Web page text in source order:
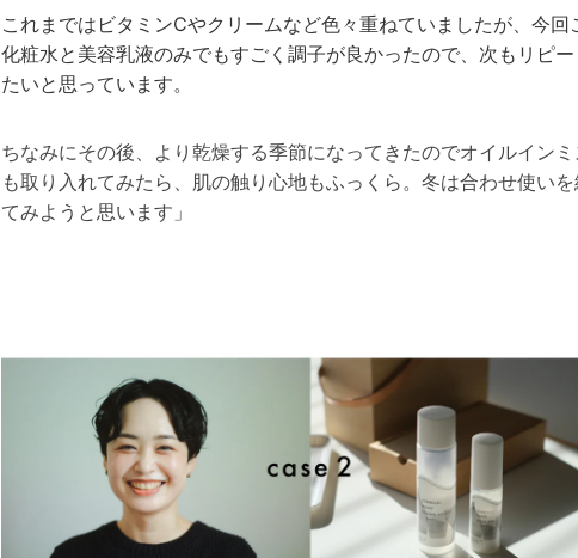
これまではビタミンCやクリームなど色々重ねていましたが、今回
化粧水と美容乳液のみでもすごく調子が良かったので、次もリピー
たいと思っています。
ちなみにその後、より乾燥する季節になってきたのでオイルインミ
も取り入れてみたら、肌の触り心地もふっくら。冬は合わせ使い
てみようと思います」